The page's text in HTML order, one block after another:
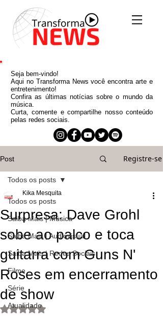
Seja bem-vindo!
Aqui no Transforma News você encontra arte e
entretenimento!
Confira as últimas notícias sobre o mundo da
música.
Curta, comente e compartilhe nosso conteúdo
pelas redes sociais.
Post Registre-se
Todos os posts
Saiba Mais | Música
Saiba Mais | Audiovisual
Saiba Mais | Redes Sociais
Filme
Série
Atualidade
Todos os posts
Surpresa: Dave Grohl
sobe ao palco e toca
guitarra com Guns N'
Roses em encerramento
de show
Kika Mesquita
Avaliado com NaN de 5 estrelas.